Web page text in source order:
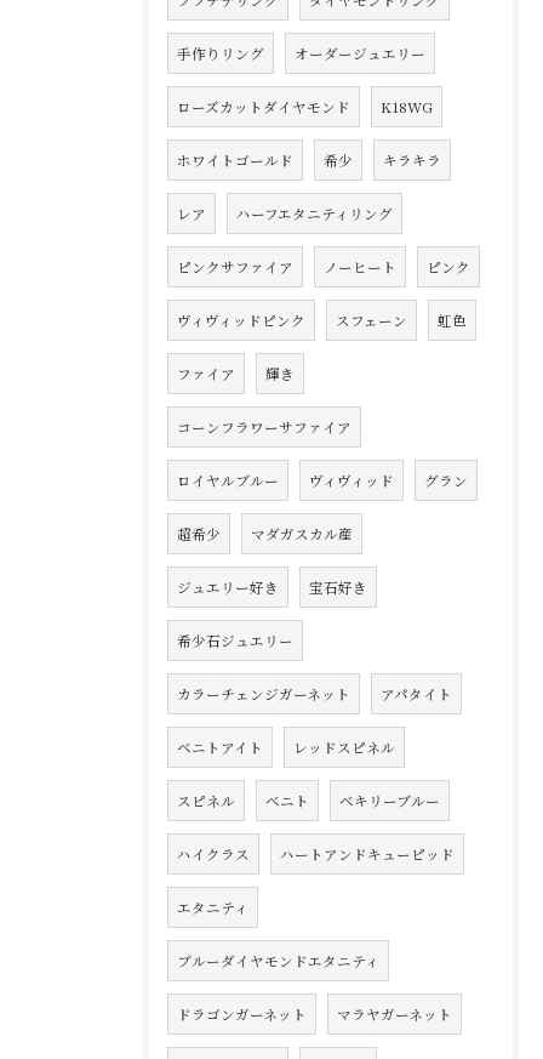
手作りリング オーダージュエリー
ローズカットダイヤモンド K18WG
ホワイトゴールド 希少 キラキラ
レア ハーフエタニティリング
ピンクサファイア ノーヒート ピンク
ヴィヴィッドピンク スフェーン 虹色
ファイア 輝き
コーンフラワーサファイア
ロイヤルブルー ヴィヴィッド グラン
超希少 マダガスカル産
ジュエリー好き 宝石好き
希少石ジュエリー
カラーチェンジガーネット アパタイト
ベニトアイト レッドスピネル
スピネル ベニト ベキリーブルー
ハイクラス ハートアンドキューピッド
エタニティ
ブルーダイヤモンドエタニティ
ドラゴンガーネット マラヤガーネット